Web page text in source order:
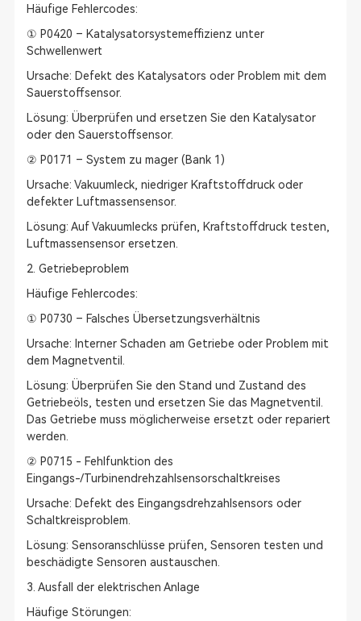
Häufige Fehlercodes:
① P0420 – Katalysatorsystemeffizienz unter
Schwellenwert
Ursache: Defekt des Katalysators oder Problem mit dem
Sauerstoffsensor.
Lösung: Überprüfen und ersetzen Sie den Katalysator
oder den Sauerstoffsensor.
② P0171 – System zu mager (Bank 1)
Ursache: Vakuumleck, niedriger Kraftstoffdruck oder
defekter Luftmassensensor.
Lösung: Auf Vakuumlecks prüfen, Kraftstoffdruck testen,
Luftmassensensor ersetzen.
2. Getriebeproblem
Häufige Fehlercodes:
① P0730 – Falsches Übersetzungsverhältnis
Ursache: Interner Schaden am Getriebe oder Problem mit
dem Magnetventil.
Lösung: Überprüfen Sie den Stand und Zustand des
Getriebeöls, testen und ersetzen Sie das Magnetventil.
Das Getriebe muss möglicherweise ersetzt oder repariert
werden.
② P0715 - Fehlfunktion des
Eingangs-/Turbinendrehzahlsensorschaltkreises
Ursache: Defekt des Eingangsdrehzahlsensors oder
Schaltkreisproblem.
Lösung: Sensoranschlüsse prüfen, Sensoren testen und
beschädigte Sensoren austauschen.
3. Ausfall der elektrischen Anlage
Häufige Störungen: